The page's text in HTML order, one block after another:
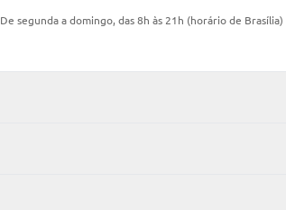
De segunda a domingo, das 8h às 21h (horário de Brasília)